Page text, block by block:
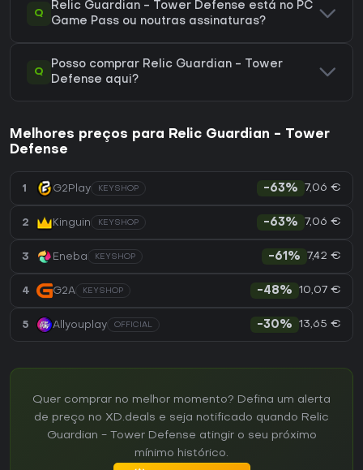
Q
Relic Guardian - Tower Defense está no PC
Game Pass ou noutras assinaturas?
Q
Posso comprar Relic Guardian - Tower
Defense aqui?
Melhores preços para Relic Guardian - Tower
Defense
1 G2Play KEYSHOP -63% 7,06 €
2 Kinguin KEYSHOP -63% 7,06 €
3 Eneba KEYSHOP -61% 7,42 €
4 G2A KEYSHOP -48% 10,07 €
5 Allyouplay OFFICIAL -30% 13,65 €
Quer comprar no melhor momento? Defina um alerta
de preço no XD.deals e seja notificado quando Relic
Guardian - Tower Defense atingir o seu próximo
mínimo histórico.